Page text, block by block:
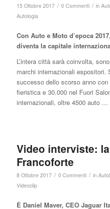
15 Ottobre 2017 / 0 Commenti / in
Autologia
Con Auto e Moto d’epoca
diventa la capitale
L’intera città sarà coinvolta,
marchi internazionali espositori.
successo dello scorso anno
fieristica e 30.000 nel Fuori
internazionali, oltre 4500 auto …
Video interviste:
Francoforte
8 Ottobre 2017 / 0 Commenti / in
Videoclip
È Daniel Maver, CEO Jaguar